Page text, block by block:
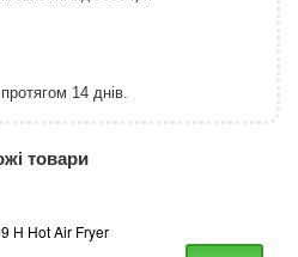
14 днів.
товари
H Hot Air Fryer